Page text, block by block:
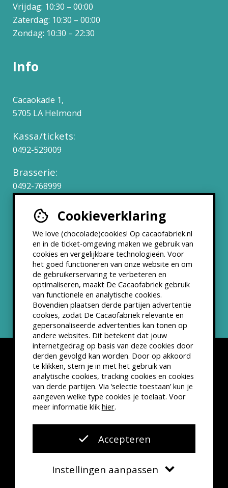
Cookieverklaring
We love (chocolade)cookies! Op cacaofabriek.nl
en in de ticket-omgeving maken we gebruik van
cookies en vergelijkbare technologieën. Voor
het goed functioneren van onze website en om
de gebruikerservaring te verbeteren en
optimaliseren, maakt De Cacaofabriek gebruik
van functionele en analytische cookies.
Bovendien plaatsen derde partijen advertentie
cookies, zodat De Cacaofabriek relevante en
gepersonaliseerde advertenties kan tonen op
andere websites. Dit betekent dat jouw
internetgedrag op basis van deze cookies door
derden gevolgd kan worden. Door op akkoord
te klikken, stem je in met het gebruik van
analytische cookies, tracking cookies en cookies
van derde partijen. Via ‘selectie toestaan’ kun je
aangeven welke type cookies je toelaat. Voor
meer informatie klik hier.
Accepteren
Instellingen aanpassen
Vrijdag: 10:30 – 00:00
Zaterdag: 10:30 – 00:00
Zondag: 10:30 – 22:30
Info
Cacaokade 1,
5705 LA Helmond
Kassa/tickets:
0492-529009
Brasserie:
0492-768999
Werken bij
Partners & Samenwerkingen
ANBI status
Nieuwsbrief
Disclaimer Privacyverklaring
Kleine lettertjes
VSCD Bezoekersvoorwaarden
Website doorThe Cre8ion.Lab